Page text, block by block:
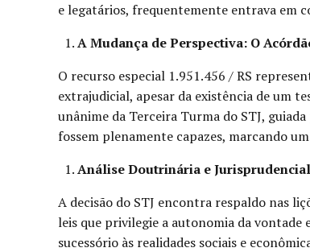
e legatários, frequentemente entrava em
A Mudança de Perspectiva: O
O recurso especial 1.951.456 / RS
extrajudicial, apesar da existência de um
unânime da Terceira Turma do STJ,
fossem plenamente capazes, marcando
Análise Doutrinária e Jurisprudencial
A decisão do STJ encontra respaldo nas
leis que privilegie a autonomia da
sucessório às realidades sociais e